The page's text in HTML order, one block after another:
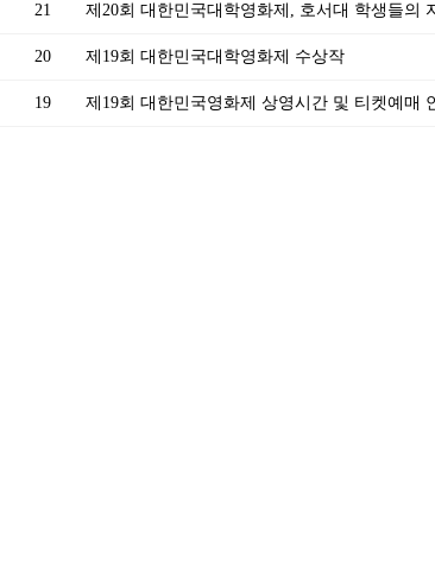
21 제20회 대한민국대학영화제, 호서대 학생들의
20 제19회 대한민국대학영화제 수상작
19 제19회 대한민국영화제 상영시간 및 티켓예매